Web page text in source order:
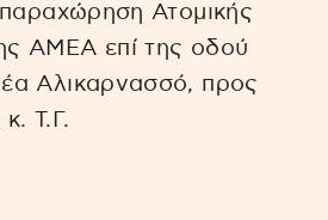
Ατομικής
ΑΜΕΑ επί της οδού
Αλικαρνασσό, προς
Τ.Γ.